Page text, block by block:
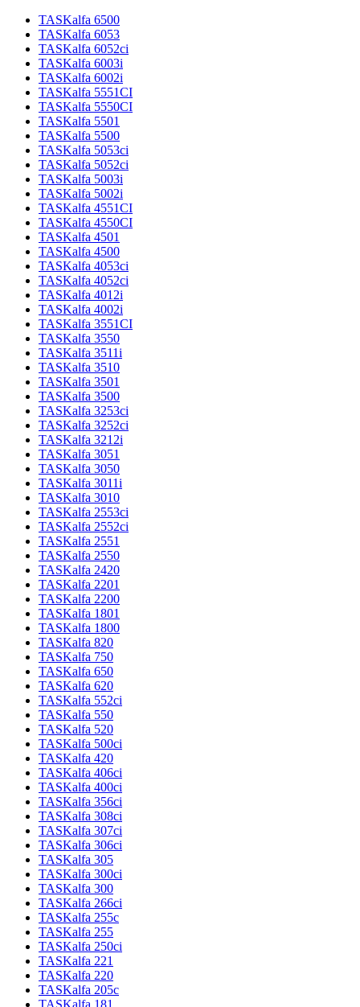
TASKalfa 6500
TASKalfa 6053
TASKalfa 6052ci
TASKalfa 6003i
TASKalfa 6002i
TASKalfa 5551CI
TASKalfa 5550CI
TASKalfa 5501
TASKalfa 5500
TASKalfa 5053ci
TASKalfa 5052ci
TASKalfa 5003i
TASKalfa 5002i
TASKalfa 4551CI
TASKalfa 4550CI
TASKalfa 4501
TASKalfa 4500
TASKalfa 4053ci
TASKalfa 4052ci
TASKalfa 4012i
TASKalfa 4002i
TASKalfa 3551CI
TASKalfa 3550
TASKalfa 3511i
TASKalfa 3510
TASKalfa 3501
TASKalfa 3500
TASKalfa 3253ci
TASKalfa 3252ci
TASKalfa 3212i
TASKalfa 3051
TASKalfa 3050
TASKalfa 3011i
TASKalfa 3010
TASKalfa 2553ci
TASKalfa 2552ci
TASKalfa 2551
TASKalfa 2550
TASKalfa 2420
TASKalfa 2201
TASKalfa 2200
TASKalfa 1801
TASKalfa 1800
TASKalfa 820
TASKalfa 750
TASKalfa 650
TASKalfa 620
TASKalfa 552ci
TASKalfa 550
TASKalfa 520
TASKalfa 500ci
TASKalfa 420
TASKalfa 406ci
TASKalfa 400ci
TASKalfa 356ci
TASKalfa 308ci
TASKalfa 307ci
TASKalfa 306ci
TASKalfa 305
TASKalfa 300ci
TASKalfa 300
TASKalfa 266ci
TASKalfa 255c
TASKalfa 255
TASKalfa 250ci
TASKalfa 221
TASKalfa 220
TASKalfa 205c
TASKalfa 181